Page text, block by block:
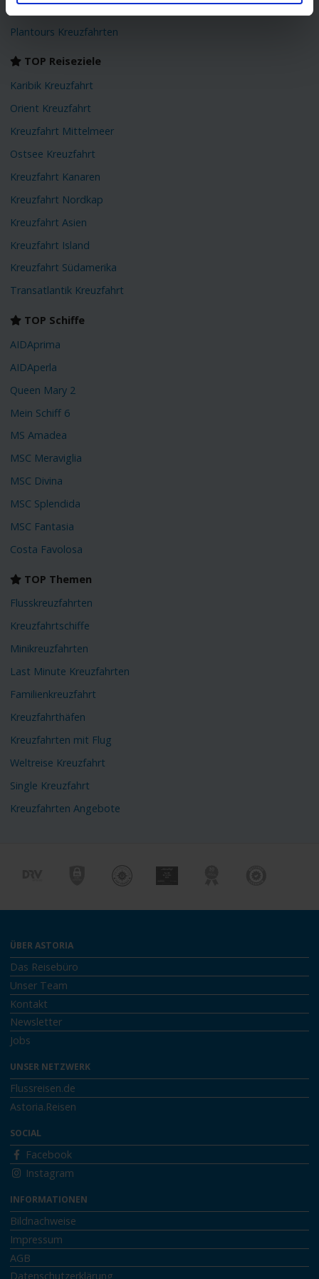
Holland America Line
Plantours Kreuzfahrten
TOP Reiseziele
Karibik Kreuzfahrt
Orient Kreuzfahrt
Kreuzfahrt Mittelmeer
Ostsee Kreuzfahrt
Kreuzfahrt Kanaren
Kreuzfahrt Nordkap
Kreuzfahrt Asien
Kreuzfahrt Island
Kreuzfahrt Südamerika
Transatlantik Kreuzfahrt
TOP Schiffe
AIDAprima
AIDAperla
Queen Mary 2
Mein Schiff 6
MS Amadea
MSC Meraviglia
MSC Divina
MSC Splendida
MSC Fantasia
Costa Favolosa
TOP Themen
Flusskreuzfahrten
Kreuzfahrtschiffe
Minikreuzfahrten
Last Minute Kreuzfahrten
Familienkreuzfahrt
Kreuzfahrthäfen
Kreuzfahrten mit Flug
Weltreise Kreuzfahrt
Single Kreuzfahrt
Kreuzfahrten Angebote
ÜBER ASTORIA
Das Reisebüro
Unser Team
Kontakt
Newsletter
Jobs
UNSER NETZWERK
Flussreisen.de
Astoria.Reisen
SOCIAL
Facebook
Instagram
INFORMATIONEN
Bildnachweise
Impressum
AGB
Datenschutzerklärung